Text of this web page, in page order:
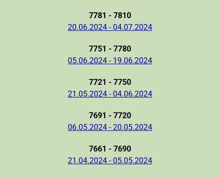
7781 - 7810
20.06.2024 - 04.07.2024
7751 - 7780
05.06.2024 - 19.06.2024
7721 - 7750
21.05.2024 - 04.06.2024
7691 - 7720
06.05.2024 - 20.05.2024
7661 - 7690
21.04.2024 - 05.05.2024